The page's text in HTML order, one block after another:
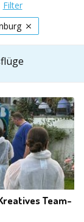
Filter
Team-